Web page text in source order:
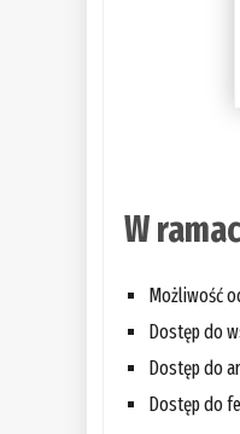
W
Możliwość
Dostęp do
Dostęp do
Dostęp do